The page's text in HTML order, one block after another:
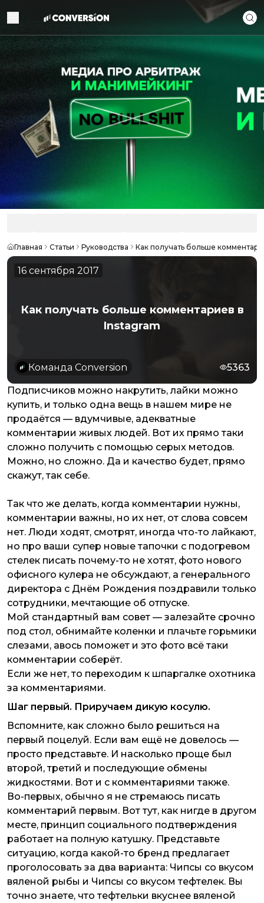
Главная Статьи Руководства Как получать больше
16 сентября 2017
Как получать больше комментариев в
Instagram
Команда Conversion 5363
Подписчиков можно накрутить, лайки можно
купить, и только одна вещь в нашем мире не
продаётся — вдумчивые, адекватные
комментарии живых людей. Вот их прямо таки
сложно получить с помощью серых методов.
Можно, но сложно. Да и качество будет, прямо
скажут, так себе.
Так что же делать, когда комментарии нужны,
комментарии важны, но их нет, от слова совсем
нет. Люди ходят, смотрят, иногда что-то лайкают,
но про ваши супер новые тапочки с подогревом
стелек писать почему-то не хотят, фото нового
офисного кулера не обсуждают, а генерального
директора с Днём Рождения поздравили только
сотрудники, мечтающие об отпуске.
Мой стандартный вам совет — залезайте срочно
под стол, обнимайте коленки и плачьте горьмики
слезами, авось поможет и это фото всё таки
комментарии соберёт.
Если же нет, то переходим к шпаргалке охотника
за комментариями.
Шаг первый. Приручаем дикую косулю.
Вспомните, как сложно было решиться на
первый поцелуй. Если вам ещё не довелось —
просто представьте. И насколько проще был
второй, третий и последующие обмены
жидкостями. Вот и с комментариями также.
Во-первых, обычно я не стремаюсь писать
комментарий первым. Вот тут, как нигде в другом
месте, принцип социального подтверждения
работает на полную катушку. Представьте
ситуацию, когда какой-то бренд предлагает
проголосовать за два варианта: Чипсы со вкусом
вяленой рыбы и Чипсы со вкусом тефтелек. Вы
точно знаете, что тефтельки вкуснее вяленой